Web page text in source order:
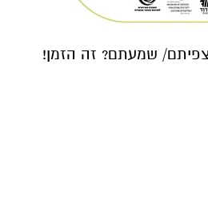
שמעתם? זה הזמן!